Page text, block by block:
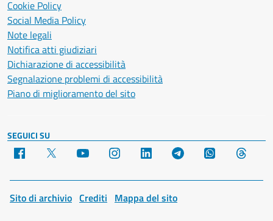
Cookie Policy
Social Media Policy
Note legali
Notifica atti giudiziari
Dichiarazione di accessibilità
Segnalazione problemi di accessibilità
Piano di miglioramento del sito
SEGUICI SU
Facebook YouTube Instagram LinkedIn Telegram WhatsApp
Sito di archivio Crediti Mappa del sito